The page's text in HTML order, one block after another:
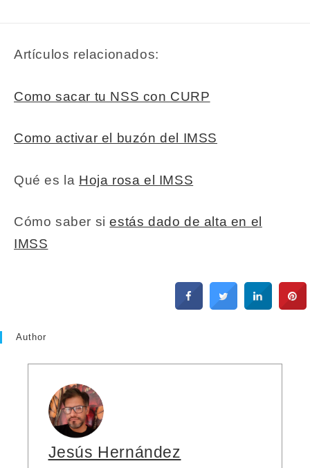
Artículos relacionados:
Como sacar tu NSS con CURP
Como activar el buzón del IMSS
Qué es la Hoja rosa el IMSS
Cómo saber siestás dado de alta en el
IMSS
Author
Jesús Hernández